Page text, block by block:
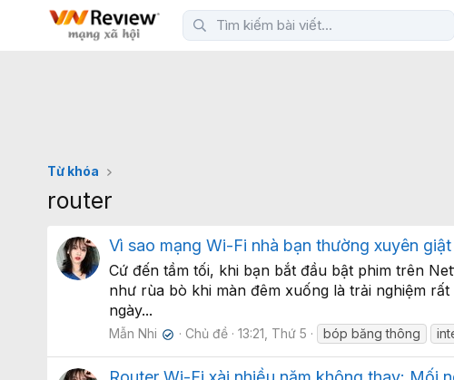
Từ khóa
router
Vì sao mạng Wi-Fi nhà bạn thường xuyên
Cứ đến tầm tối, khi bạn bắt đầu bật phim trên
như rùa bò khi màn đêm xuống là trải nghiệm
ngày...
Mẫn Nhi ✔ Chủ đề 13:21, Thứ 5 bóp băng thông